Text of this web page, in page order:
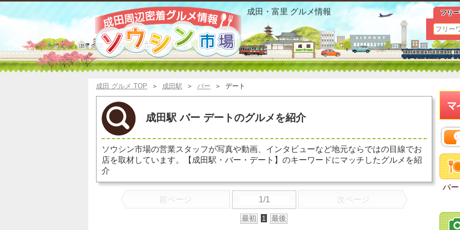
成田駅 バー デート お勧めグルメ おすすめ情報
成田・富里 グルメ情報 フリ
成田 グルメ TOP ＞ 成田駅 ＞ バー ＞ デート
成田駅 バー デートのグルメを紹介
ソウシン市場の営業スタッフが写真や動画、インタビューなど地元ならではの目線でお
店を取材しています。【成田駅・バー・デート】のキーワードにマッチしたグルメを紹
介
前ページ 1/1 次ページ
最初 1 最後
バー